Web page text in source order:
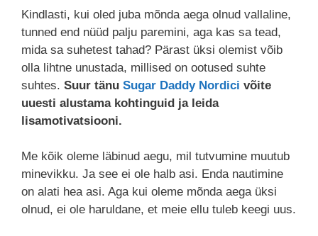
Kindlasti, kui oled juba mõnda aega olnud vallaline,
tunned end nüüd palju paremini, aga kas sa tead,
mida sa suhetest tahad? Pärast üksi olemist võib
olla lihtne unustada, millised on ootused suhte
suhtes. Suur tänu Sugar Daddy Nordici võite
uuesti alustama kohtinguid ja leida
lisamotivatsiooni.
Me kõik oleme läbinud aegu, mil tutvumine muutub
minevikku. Ja see ei ole halb asi. Enda nautimine
on alati hea asi. Aga kui oleme mõnda aega üksi
olnud, ei ole haruldane, et meie ellu tuleb keegi uus.